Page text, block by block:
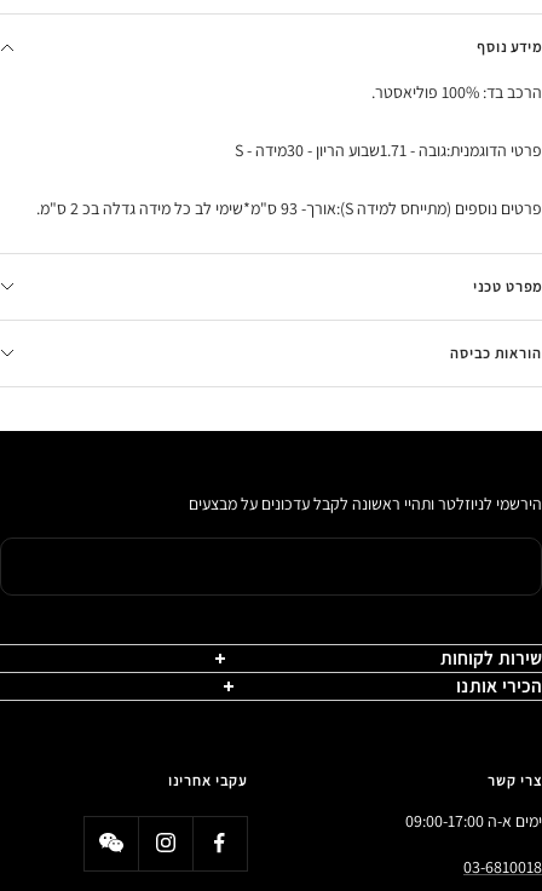
מידע נוסף
הרכב בד: 100% פוליאסטר.
פרטי הדוגמנית:גובה - 1.71שבוע הריון - 30מידה - S
פרטים נוספים (מתייחס למידה S):אורך- 93 ס"מ*שימי לב כל מידה גדלה בכ 2 ס"מ.
מפרט טכני
הוראות כביסה
הירשמי לניוזלטר ותהיי ראשונה לקבל עדכונים על מבצעים
שירות לקוחות
הכירי אותנו
צרי קשר
ימים א-ה 09:00-17:00
03-6810018
עקבי אחרינו